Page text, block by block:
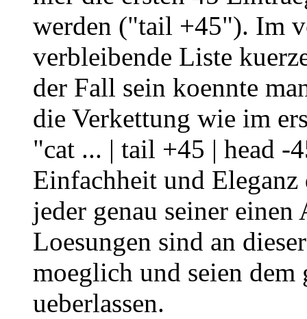
werden ("tail +45"). Im
verbleibende Liste
der Fall sein koennte
die Verkettung wie im
"cat ... | tail +45 | head -
Einfachheit und
jeder genau seiner
Loesungen sind an
moeglich und seien dem
ueberlassen.